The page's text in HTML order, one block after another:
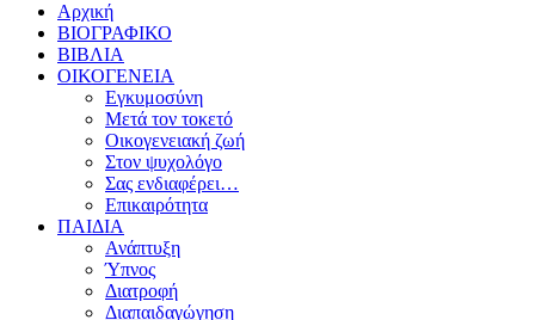
Αρχική
ΒΙΟΓΡΑΦΙΚΟ
ΒΙΒΛΙΑ
ΟΙΚΟΓΕΝΕΙΑ
Εγκυμοσύνη
Μετά τον τοκετό
Οικογενειακή ζωή
Στον ψυχολόγο
Σας ενδιαφέρει…
Επικαιρότητα
ΠΑΙΔΙΑ
Ανάπτυξη
Ύπνος
Διατροφή
Διαπαιδαγώγηση